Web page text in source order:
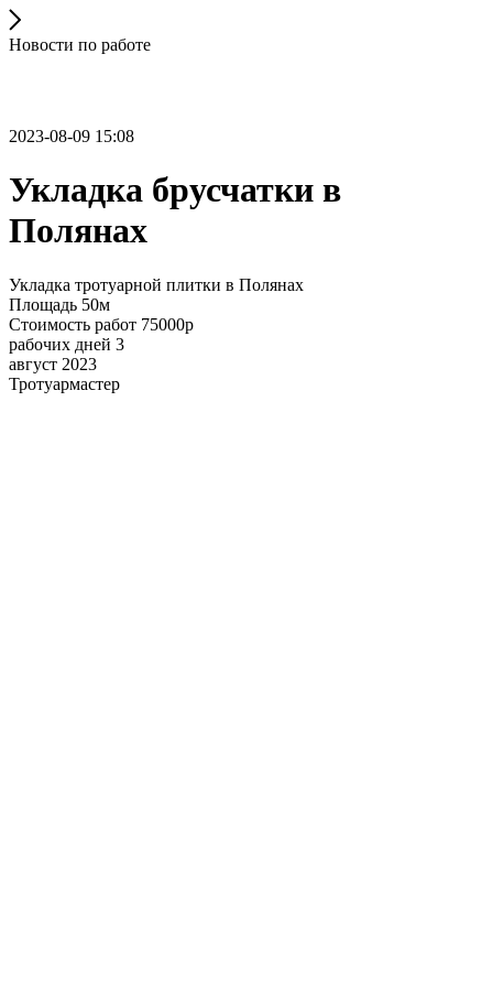
Новости по работе
2023-08-09 15:08
Укладка брусчатки в
Полянах
Укладка тротуарной плитки в Полянах
Площадь 50м
Стоимость работ 75000р
рабочих дней 3
август 2023
Тротуармастер